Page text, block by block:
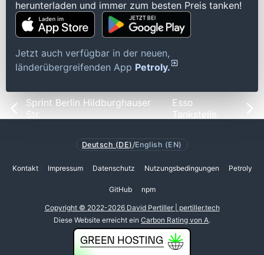
herunterladen und immer zum besten Preis tanken!
Jetzt auch verfügbar in der neuen,
länderübergreifenden App Petroly.
Sprint Berlin Hildburghauser
Str.
Esso
Tankstelle
Deutsch (DE) /English (EN)
Kontakt Impressum Datenschutz Nutzungsbedingungen Petroly
GitHub npm
Copyright © 2022-2026 David Pertiller | pertiller.tech
Diese Website erreicht ein Carbon Rating von A.